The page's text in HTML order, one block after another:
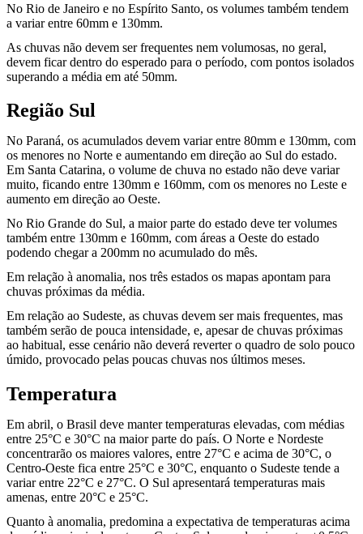
No Rio de Janeiro e no Espírito Santo, os volumes também tendem
a variar entre 60mm e 130mm.
As chuvas não devem ser frequentes nem volumosas, no geral,
devem ficar dentro do esperado para o período, com pontos isolados
superando a média em até 50mm.
Região Sul
No Paraná, os acumulados devem variar entre 80mm e 130mm, com
os menores no Norte e aumentando em direção ao Sul do estado.
Em Santa Catarina, o volume de chuva no estado não deve variar
muito, ficando entre 130mm e 160mm, com os menores no Leste e
aumento em direção ao Oeste.
No Rio Grande do Sul, a maior parte do estado deve ter volumes
também entre 130mm e 160mm, com áreas a Oeste do estado
podendo chegar a 200mm no acumulado do mês.
Em relação à anomalia, nos três estados os mapas apontam para
chuvas próximas da média.
Em relação ao Sudeste, as chuvas devem ser mais frequentes, mas
também serão de pouca intensidade, e, apesar de chuvas próximas
ao habitual, esse cenário não deverá reverter o quadro de solo pouco
úmido, provocado pelas poucas chuvas nos últimos meses.
Temperatura
Em abril, o Brasil deve manter temperaturas elevadas, com médias
entre 25°C e 30°C na maior parte do país. O Norte e Nordeste
concentrarão os maiores valores, entre 27°C e acima de 30°C, o
Centro-Oeste fica entre 25°C e 30°C, enquanto o Sudeste tende a
variar entre 22°C e 27°C. O Sul apresentará temperaturas mais
amenas, entre 20°C e 25°C.
Quanto à anomalia, predomina a expectativa de temperaturas acima